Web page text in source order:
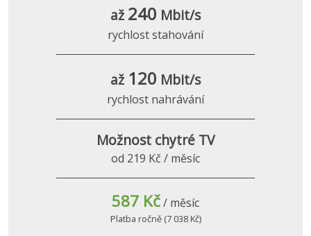
až 240 Mbit/s
rychlost stahování
až 120 Mbit/s
rychlost nahrávání
Možnost chytré TV
od 219 Kč / měsíc
587 Kč/ měsíc
Platba ročně (7 038 Kč)